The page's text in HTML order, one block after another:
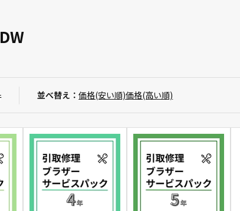
並べ替え：価格(安い順)価格(高い順)